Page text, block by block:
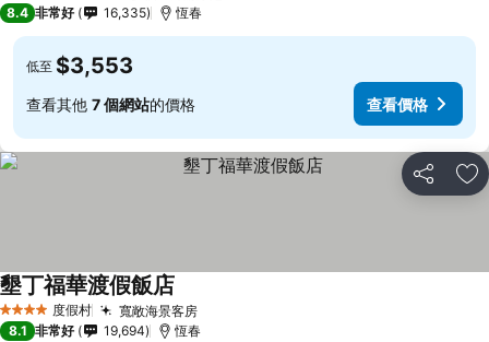
8.4 非常好 16,335 恆春
低至 $3,553
查看其他 7 個網站的價格 查看價格
分享 加
4 星級 度假村 寬敞海景客房
墾丁福華渡假飯店
8.1 非常好 19,694 恆春